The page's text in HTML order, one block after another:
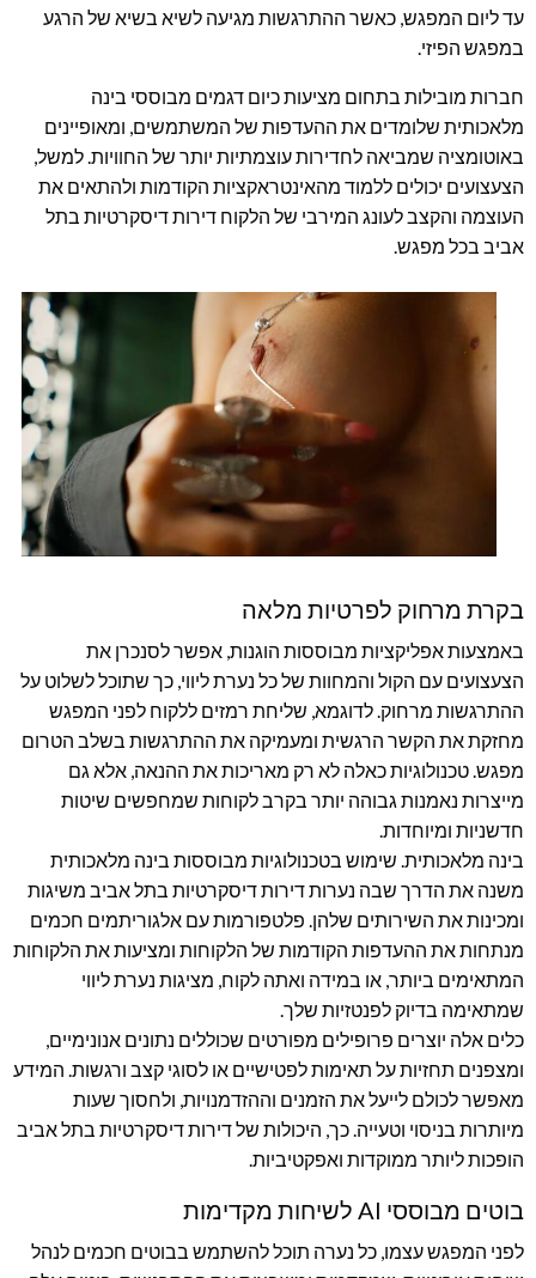
עד ליום המפגש, כאשר ההתרגשות מגיעה לשיא בשיא של הרגע
במפגש הפיזי.
חברות מובילות בתחום מציעות כיום דגמים מבוססי בינה
מלאכותית שלומדים את ההעדפות של המשתמשים, ומאופיינים
באוטומציה שמביאה לחדירות עוצמתיות יותר של החוויות. למשל,
הצעצועים יכולים ללמוד מהאינטראקציות הקודמות ולהתאים את
העוצמה והקצב לעונג המירבי של הלקוח דירות דיסקרטיות בתל
אביב בכל מפגש.
בקרת מרחוק לפרטיות מלאה
באמצעות אפליקציות מבוססות הוגנות, אפשר לסנכרן את
הצעצועים עם הקול והמחוות של כל נערת ליווי, כך שתוכל לשלוט על
ההתרגשות מרחוק. לדוגמא, שליחת רמזים ללקוח לפני המפגש
מחזקת את הקשר הרגשית ומעמיקה את ההתרגשות בשלב הטרום
מפגש. טכנולוגיות כאלה לא רק מאריכות את ההנאה, אלא גם
מייצרות נאמנות גבוהה יותר בקרב לקוחות שמחפשים שיטות
חדשניות ומיוחדות.
בינה מלאכותית. שימוש בטכנולוגיות מבוססות בינה מלאכותית
משנה את הדרך שבה נערות דירות דיסקרטיות בתל אביב משיגות
ומכינות את השירותים שלהן. פלטפורמות עם אלגוריתמים חכמים
מנתחות את ההעדפות הקודמות של הלקוחות ומציעות את הלקוחות
המתאימים ביותר, או במידה ואתה לקוח, מציגות נערת ליווי
שמתאימה בדיוק לפנטזיות שלך.
כלים אלה יוצרים פרופילים מפורטים שכוללים נתונים אנונימיים,
ומצפנים תחזיות על תאימות לפטישיים או לסוגי קצב ורגשות. המידע
מאפשר לכולם לייעל את הזמנים וההזדמנויות, ולחסוך שעות
מיותרות בניסוי וטעייה. כך, היכולות של דירות דיסקרטיות בתל אביב
הופכות ליותר ממוקדות ואפקטיביות.
בוטים מבוססי AI לשיחות מקדימות
לפני המפגש עצמו, כל נערה תוכל להשתמש בבוטים חכמים לנהל